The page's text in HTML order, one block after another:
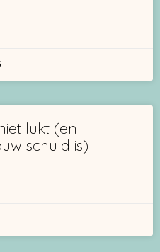
lukt (en
schuld is)